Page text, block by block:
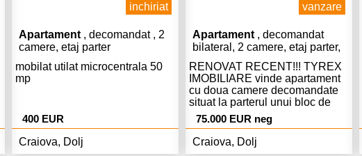
inchiriat
Apartament , decomandat , 2
camere, etaj parter
mobilat utilat microcentrala 50
mp
400 EUR
Craiova, Dolj
vanzare
Apartament , decomandat
bilateral, 2 camere, etaj parter,
40 mp
RENOVAT RECENT!!! TYREX
IMOBILIARE vinde apartament
cu doua camere decomandate
situat la parterul unui bloc de
caramida, fara balcon, cu
imbunatatiri (termopane, usa
metalica, repartitoare, gresie,
faianta, parchet). Apartamentul
75.000 EUR neg
Craiova, Dolj